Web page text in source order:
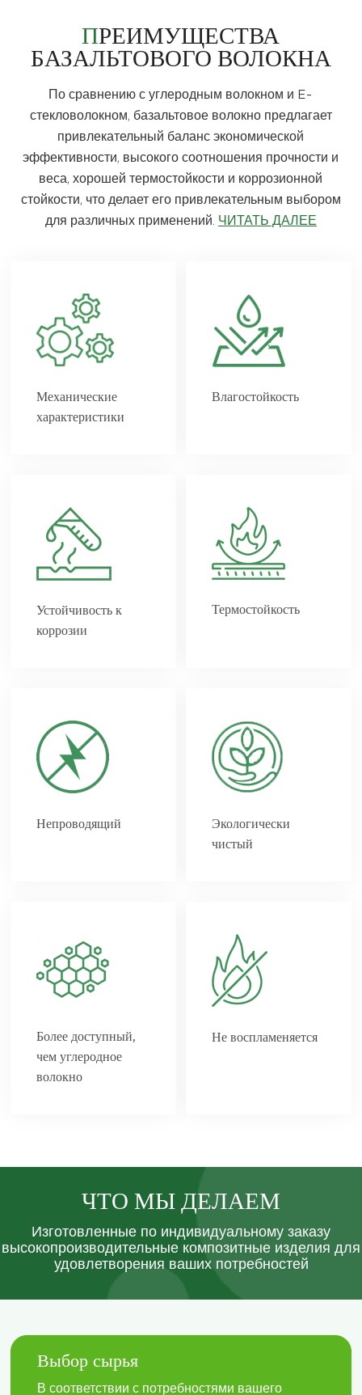
ПРЕИМУЩЕСТВА
БАЗАЛЬТОВОГО ВОЛОКНА
По сравнению с углеродным волокном и E-
стекловолокном, базальтовое волокно предлагает
привлекательный баланс экономической
эффективности, высокого соотношения прочности и
веса, хорошей термостойкости и коррозионной
стойкости, что делает его привлекательным выбором
для различных применений. ЧИТАТЬ ДАЛЕЕ
Механические
характеристики
Влагостойкость
Устойчивость к
коррозии
Термостойкость
Непроводящий
Экологически
чистый
Более доступный,
чем углеродное
волокно
Не воспламеняется
ЧТО МЫ ДЕЛАЕМ
Изготовленные по индивидуальному заказу
высокопроизводительные композитные изделия для
удовлетворения ваших потребностей
Выбор сырья
В соответствии с потребностями вашего